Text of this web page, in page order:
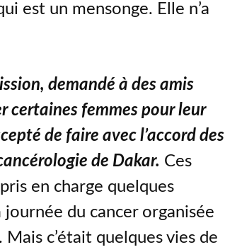
est un mensonge. Elle n’a
demandé à des amis
certaines femmes pour leur
de faire avec l’accord des
de Dakar. Ces
en charge quelques
du cancer organisée
c’était quelques vies de